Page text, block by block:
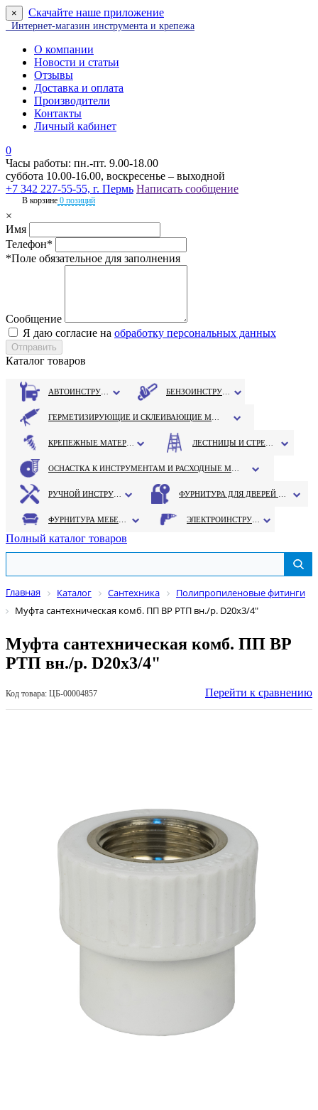
× Скачайте наше приложение
Интернет-магазин инструмента и крепежа
О компании
Новости и статьи
Отзывы
Доставка и оплата
Производители
Контакты
Личный кабинет
0
Часы работы: пн.-пт. 9.00-18.00
суббота 10.00-16.00, воскресенье – выходной
+7 342 227-55-55, г. Пермь Написать сообщение
В корзине 0 позиций
×
Имя
Телефон*
*Поле обязательное для заполнения
Сообщение
Я даю согласие на обработку персональных данных
Каталог товаров
Полный каталог товаров
Главная Каталог Сантехника
Полипропиленовые фитинги
Муфта сантехническая комб. ПП ВР РТП вн./р. D20х3/4"
Муфта сантехническая комб. ПП ВР
РТП вн./р. D20х3/4"
Код товара: ЦБ-00004857 Перейти к сравнению